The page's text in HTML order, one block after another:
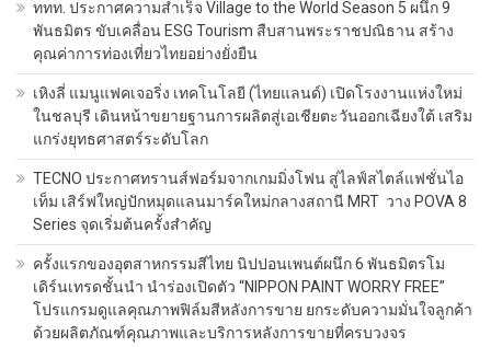
ททท. ประกาศความสำเร็จ Village to the World Season 5 ผนึก 9
พันธมิตร ขับเคลื่อน ESG Tourism สืบสานพระราชปณิธาน สร้าง
คุณค่าการท่องเที่ยวไทยอย่างยั่งยืน
เหิงลี่ แมนูแฟคเจอริ่ง เทคโนโลยี (ไทยแลนด์) เปิดโรงงานแห่งใหม่
ในชลบุรี เดินหน้าขยายฐานการผลิตสู่เอเชียตะวันออกเฉียงใต้ เสริม
แกร่งยุทธศาสตร์ระดับโลก
TECNO ประกาศทรานส์ฟอร์มจากเกมมิ่งโฟน สู่ไลฟ์สไตล์แฟชั่นไอ
เท็ม เสิร์ฟใหญ่ปักหมุดแลนมาร์คใหม่กลางสถานี MRT วาง POVA 8
Series จุดเริ่มต้นครั้งสำคัญ
ครั้งแรกของอุตสาหกรรมสีไทย นิปปอนเพนต์ผนึก 6 พันธมิตรโม
เดิร์นเทรดชั้นนำ นำร่องเปิดตัว “NIPPON PAINT WORRY FREE”
โปรแกรมดูแลคุณภาพฟิล์มสีหลังการขาย ยกระดับความมั่นใจลูกค้า
ด้วยผลิตภัณฑ์คุณภาพและบริการหลังการขายที่ครบวงจร